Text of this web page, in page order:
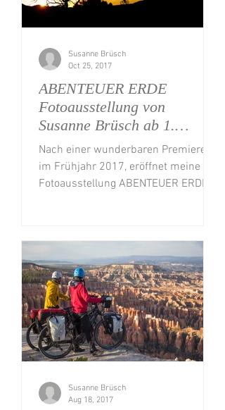
ABENTEUER ERDE
Fotoausstellung von
Susanne Brüsch ab 1.
November wieder in Berlin
Nach einer wunderbaren Premiere
im Frühjahr 2017, eröffnet meine
Fotoausstellung ABENTEUER ERDE
Susanne Brüsch
Oct 25, 2017
Susanne Brüsch
Aug 18, 2017